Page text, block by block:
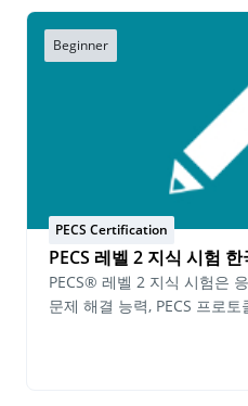
certificate may continue on
Implementer Certification
valid PECS Level 1
Level 1 or Level 2
$250.00 USD per person
2インプリメンター認定が授与されま
２ 実践 の部 ™では以下の必
ます : 一日を通して様々な機能的な活動のなかでPECS
を実践しているところを表
の中で属性後を教えている
やレッスンの中でフェイズ
筆記提出必須事項: 機能的な活動の中でどのようにPECS
が実践されているかの詳細
題についての質問に答える
正方法を見極める PECSのフ
るかについて計画書を書く
提出物に対しての自己評価を提出 PECSレベル
事項を全て基準に満たされ
レベル２インプリメンター
Beginner
PECS Certification
PECS 레벨 2 지식 시험
PECS® 레벨 2 지식 시험은
문제 해결 능력, PECS 프로
지도 지식을 입증해야 합니